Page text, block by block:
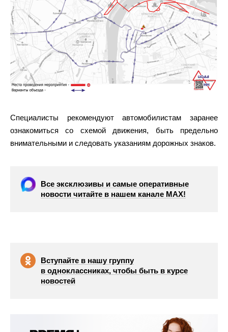
Специалисты рекомендуют автомобилистам заранее
ознакомиться со схемой движения, быть предельно
внимательными и следовать указаниям дорожных знаков.
Все эксклюзивы и самые оперативные
новости читайте в нашем канале МАХ!
Вступайте в нашу группу
в одноклассниках, чтобы быть в курсе
новостей